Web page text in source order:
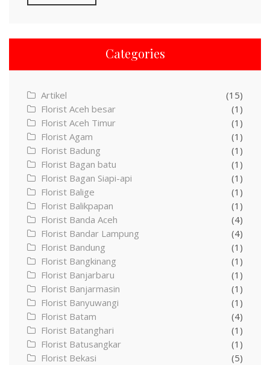
Categories
Artikel
(15)
Florist Aceh besar
(1)
Florist Aceh Timur
(1)
Florist Agam
(1)
Florist Badung
(1)
Florist Bagan batu
(1)
Florist Bagan Siapi-api
(1)
Florist Balige
(1)
Florist Balikpapan
(1)
Florist Banda Aceh
(4)
Florist Bandar Lampung
(4)
Florist Bandung
(1)
Florist Bangkinang
(1)
Florist Banjarbaru
(1)
Florist Banjarmasin
(1)
Florist Banyuwangi
(1)
Florist Batam
(4)
Florist Batanghari
(1)
Florist Batusangkar
(1)
Florist Bekasi
(5)